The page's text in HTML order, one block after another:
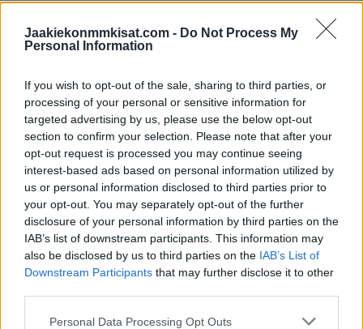
Jaakiekonmmkisat.com - Do Not Process My
Personal Information
If you wish to opt-out of the sale, sharing to third parties, or
processing of your personal or sensitive information for
targeted advertising by us, please use the below opt-out
section to confirm your selection. Please note that after your
opt-out request is processed you may continue seeing
interest-based ads based on personal information utilized by
us or personal information disclosed to third parties prior to
your opt-out. You may separately opt-out of the further
disclosure of your personal information by third parties on the
IAB’s list of downstream participants. This information may
also be disclosed by us to third parties on the IAB’s List of
Downstream Participants that may further disclose it to other
Personal Data Processing Opt Outs
12.05.2024 17:52
TV2: Kaljoittelu kävi kalliiksi – Tapparan Philip
Granath hyllytettiin maajoukkueesta eikä...
06.05.2024 23:50